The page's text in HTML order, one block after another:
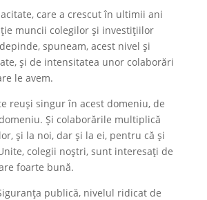
care a crescut în ultimii ani
muncii colegilor și investițiilor
spuneam, acest nivel și
și de intensitatea unor colaborări
le avem.
reuși singur în acest domeniu, de
Și colaborările multiplică
și la noi, dar și la ei, pentru că și
colegii noștri, sunt interesați de
foarte bună.
publică, nivelul ridicat de